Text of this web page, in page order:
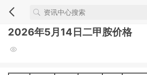
2026年5月14日二甲胺价格